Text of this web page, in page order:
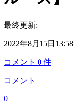
最終更新:
2022年8月15日13:58
コメント 0 件
コメント
0